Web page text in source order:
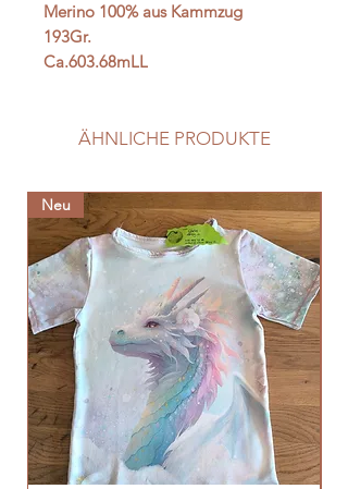
Merino 100% aus Kammzug
193Gr.
Ca.603.68mLL
ÄHNLICHE PRODUKTE
Neu